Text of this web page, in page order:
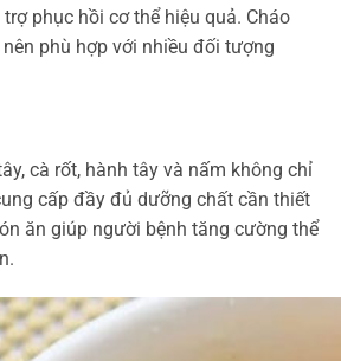
phục hồi cơ thể hiệu quả. Cháo
phù hợp với nhiều đối tượng
cà rốt, hành tây và nấm không chỉ
cấp đầy đủ dưỡng chất cần thiết
ăn giúp người bệnh tăng cường thể